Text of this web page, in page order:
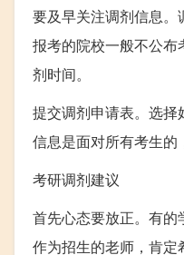
要及早关注调剂信息
报考的院校一般不公
剂时间。
提交调剂申请表。选
信息是面对所有考生的
考研调剂建议
首先心态要放正。有的
作为招生的老师，肯定